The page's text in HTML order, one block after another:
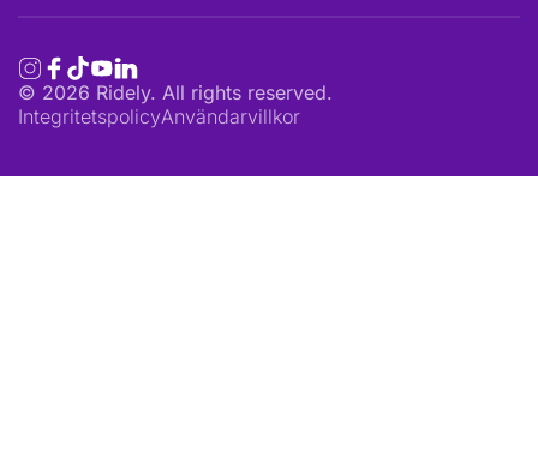
© 2026 Ridely. All rights reserved.
IntegritetspolicyAnvändarvillkor